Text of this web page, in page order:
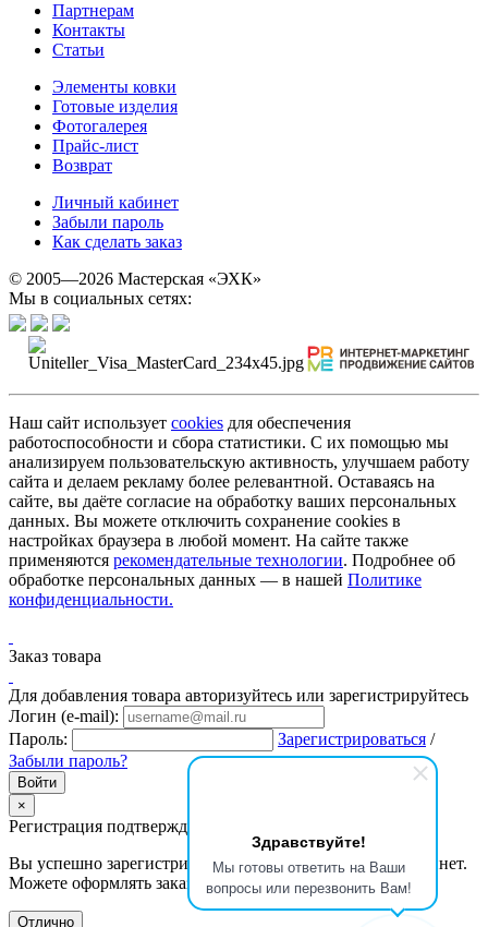
Здравствуйте!
Мы готовы ответить на Ваши
вопросы или перезвонить Вам!
Партнерам
Контакты
Статьи
Элементы ковки
Готовые изделия
Фотогалерея
Прайс-лист
Возврат
Личный кабинет
Забыли пароль
Как сделать заказ
© 2005—2026 Мастерская «ЭХК»
Мы в социальных сетях:
Наш сайт использует cookies для обеспечения
работоспособности и сбора статистики. С их помощью мы
анализируем пользовательскую активность, улучшаем работу
сайта и делаем рекламу более релевантной. Оставаясь на
сайте, вы даёте согласие на обработку ваших персональных
данных. Вы можете отключить сохранение cookies в
настройках браузера в любой момент. На сайте также
применяются рекомендательные технологии. Подробнее об
обработке персональных данных — в нашей Политике
конфиденциальности.
Заказ товара
Для добавления товара авторизуйтесь или зарегистрируйтесь
Логин (e-mail):
Пароль:
Зарегистрироваться /
Забыли пароль?
×
Регистрация подтверждена
Вы успешно зарегистрировались и вошли в личный кабинет.
Можете оформлять заказы и управлять профилем.
Отлично